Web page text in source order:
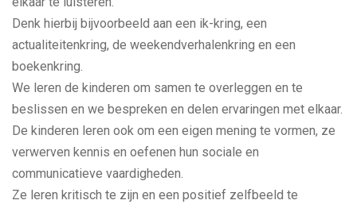
Denk hierbij bijvoorbeeld aan een ik-kring, een
actualiteitenkring, de weekendverhalenkring en een
boekenkring.
We leren de kinderen om samen te overleggen en te
beslissen en we bespreken en delen ervaringen met elkaar.
De kinderen leren ook om een eigen mening te vormen, ze
verwerven kennis en oefenen hun sociale en
communicatieve vaardigheden.
Ze leren kritisch te zijn en een positief zelfbeeld te